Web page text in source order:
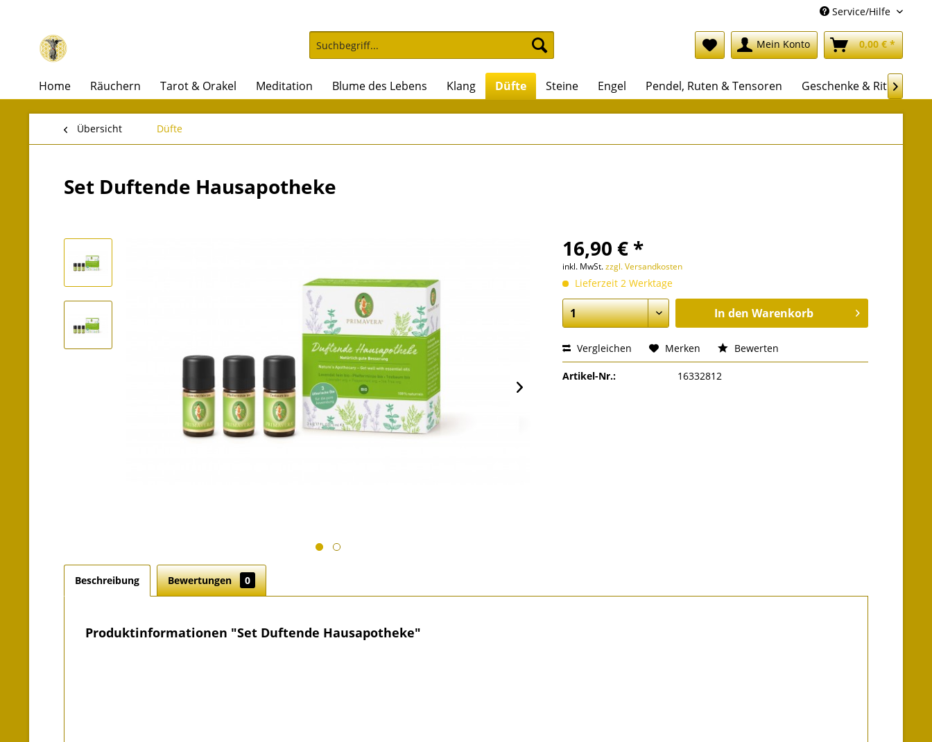
Service/Hilfe
Mein Konto 0,00 € *
Home Räuchern Tarot & Orakel Meditation Blume des Lebens Klang Düfte Steine Engel Pendel, Ruten & Tensoren Geschenke & Rituale

Übersicht Düfte
Set Duftende Hausapotheke
16,90 € *
inkl. MwSt.zzgl. Versandkosten
Lieferzeit 2 Werktage
In den Warenkorb
Vergleichen Merken Bewerten
Artikel-Nr.: 16332812
Beschreibung Bewertungen 0
Produktinformationen "Set Duftende Hausapotheke"